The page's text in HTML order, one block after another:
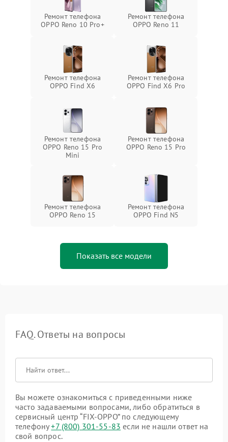
Ремонт телефона
OPPO Reno 10 Pro+
Ремонт телефона
OPPO Reno 11
Ремонт телефона
OPPO Find X6
Ремонт телефона
OPPO Find X6 Pro
Ремонт телефона
OPPO Reno 15 Pro
Mini
Ремонт телефона
OPPO Reno 15 Pro
Ремонт телефона
OPPO Reno 15
Ремонт телефона
OPPO Find N5
Показать все модели
FAQ. Ответы на вопросы
Вы можете ознакомиться с приведенными ниже
часто задаваемыми вопросами, либо обратиться в
сервисный центр “FIX-OPPO” по следующему
телефону+7 (800) 301-55-83 если не нашли ответ на
свой вопрос.